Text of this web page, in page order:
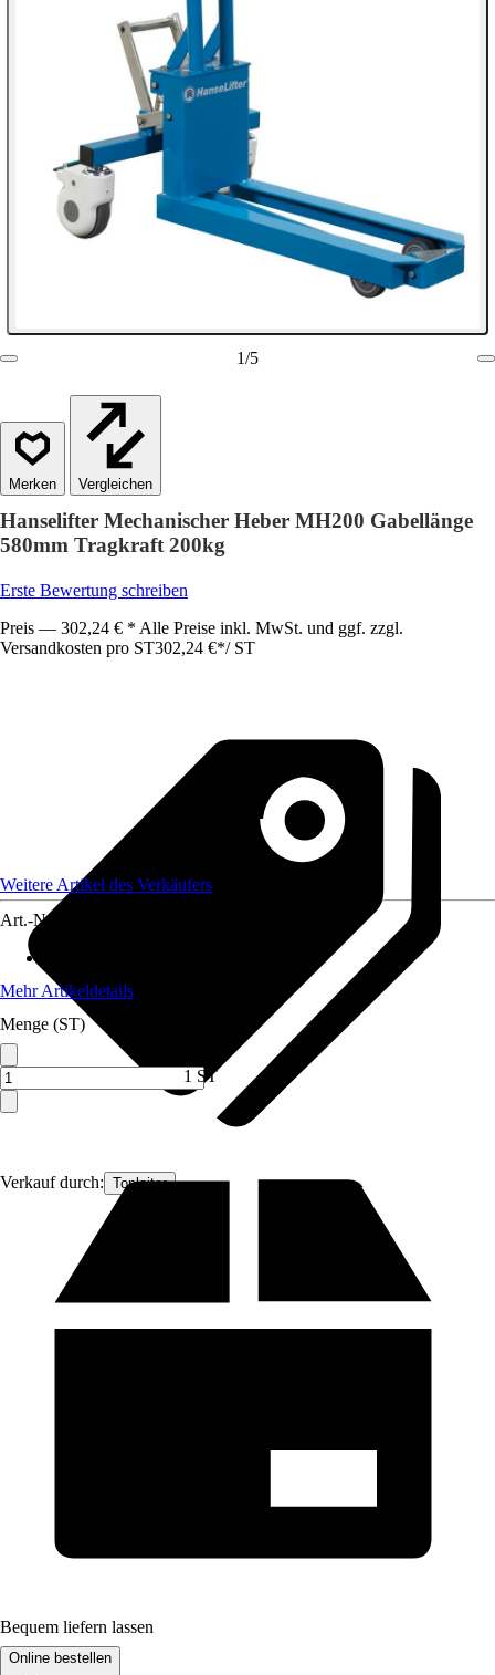
1/5
Vergleichen
Hanselifter Mechanischer Heber MH200 Gabellänge
580mm Tragkraft 200kg
Erste Bewertung schreiben
Preis — 302,24 € * Alle Preise inkl. MwSt. und ggf. zzgl.
Versandkosten pro ST302,24 €*/ ST
Verkauf durch: Topleiter
Weitere Artikel des Verkäufers
Art.-Nr.
Mehr Artikeldetails
Menge (ST)
1 ST
Bequem liefern lassen
Online bestellen